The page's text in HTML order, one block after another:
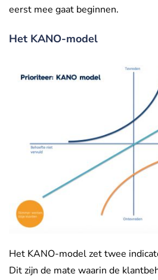
eerst mee gaat beginnen.
Het KANO-model
Het KANO-model zet twee
Dit zijn de mate waarin de